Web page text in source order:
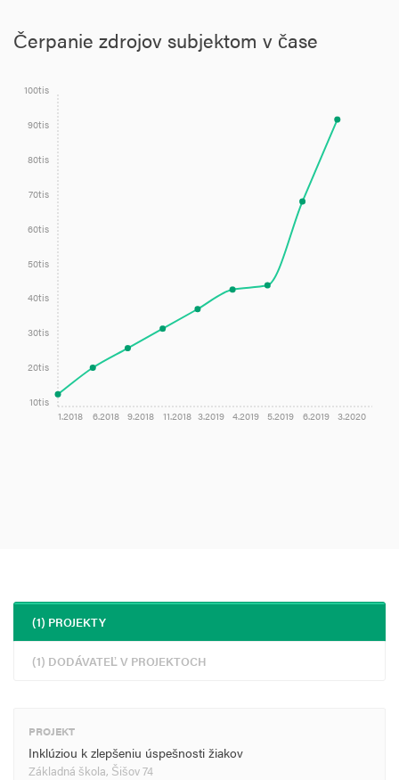
Čerpanie zdrojov subjektom v čase
1.2018 6.2018 9.2018 11.2018 3.2019 4.2019 5.2019 6.2019 3.2020
10tis
20tis
30tis
40tis
50tis
60tis
70tis
80tis
90tis
100tis
(1) PROJEKTY
(1) DODÁVATEĽ V PROJEKTOCH
PROJEKT
Inklúziou k zlepšeniu úspešnosti žiakov
Základná škola, Šišov 74